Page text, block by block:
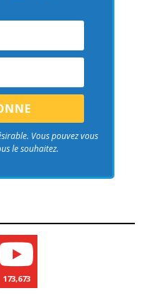
Vous pouvez vous
le souhaitez.
173,673